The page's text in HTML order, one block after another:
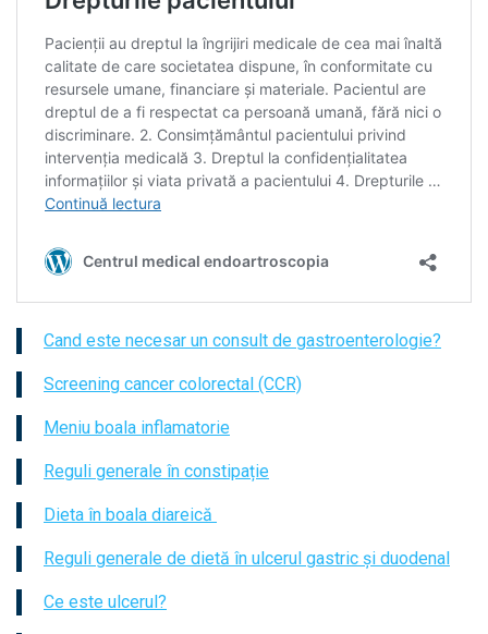
Cand este necesar un consult de gastroenterologie?
Screening cancer colorectal (CCR)
Meniu boala inflamatorie
Reguli generale în constipație
Dieta în boala diareică
Reguli generale de dietă în ulcerul gastric și duodenal
Ce este ulcerul?